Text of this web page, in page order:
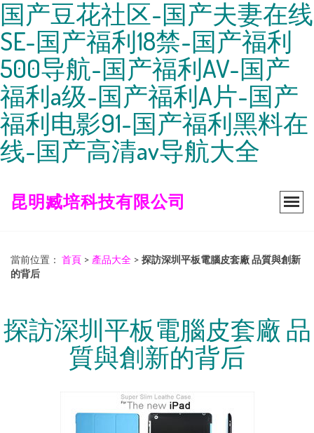
国产豆花社区-国产夫妻在线
SE-国产福利18禁-国产福利
500导航-国产福利AV-国产
福利a级-国产福利A片-国产
福利电影91-国产福利黑料在
线-国产高清av导航大全
昆明臧培科技有限公司
當前位置： 首頁 > 產品大全 > 探訪深圳平板電腦皮套廠 品質與創新
的背后
探訪深圳平板電腦皮套廠 品
質與創新的背后